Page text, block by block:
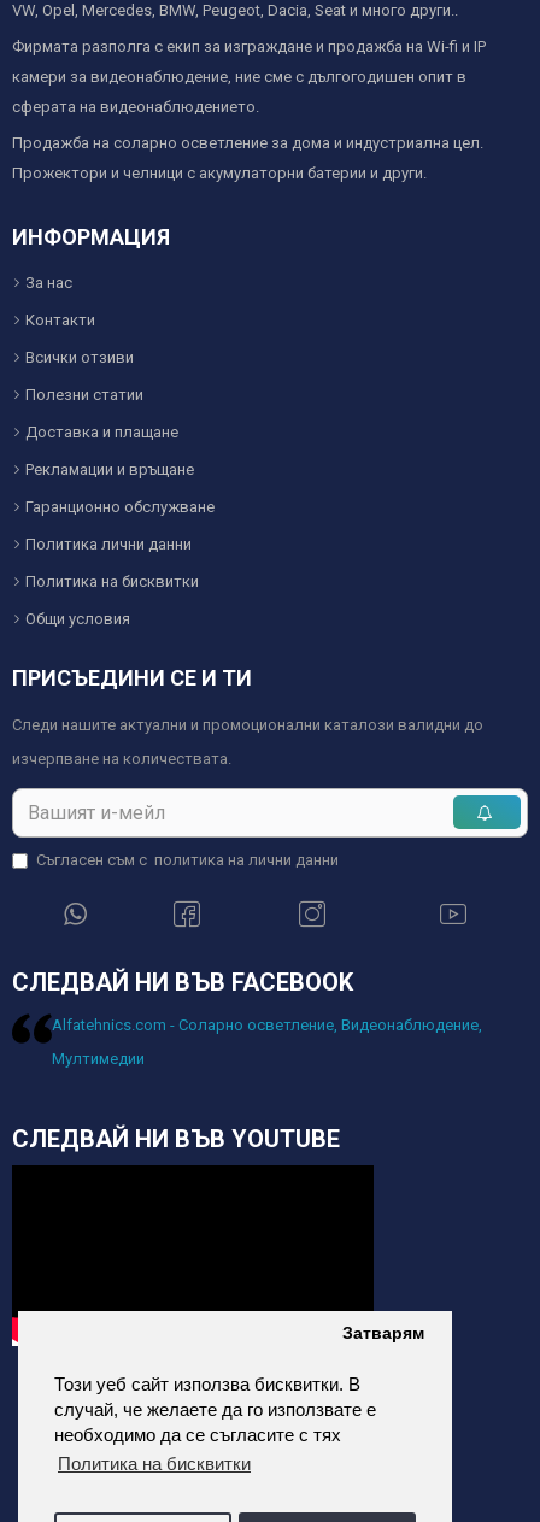
Този уеб сайт използва бисквитки. В
случай, че желаете да го използвате е
необходимо да се съгласите с тях
Политика на бисквитки
Затварям
VW, Opel, Mercedes, BMW, Peugeot, Dacia, Seat и много други..
Фирмата разполга с екип за изграждане и продажба на Wi-fi и IP
камери за видеонаблюдение, ние сме с дългогодишен опит в
сферата на видеонаблюдението.
Продажба на соларно осветление за дома и индустриална цел.
Прожектори и челници с акумулаторни батерии и други.
ИНФОРМАЦИЯ
За нас
Контакти
Всички отзиви
Полезни статии
Доставка и плащане
Рекламации и връщане
Гаранционно обслужване
Политика лични данни
Политика на бисквитки
Общи условия
ПРИСЪЕДИНИ СЕ И ТИ
Следи нашите актуални и промоционални каталози валидни до
изчерпване на количествата.
Съгласен съм с политика на лични данни
СЛЕДВАЙ НИ ВЪВ FACEBOOK
Alfatehnics.com - Соларно осветление, Видеонаблюдение,
Мултимедии
СЛЕДВАЙ НИ ВЪВ YOUTUBE